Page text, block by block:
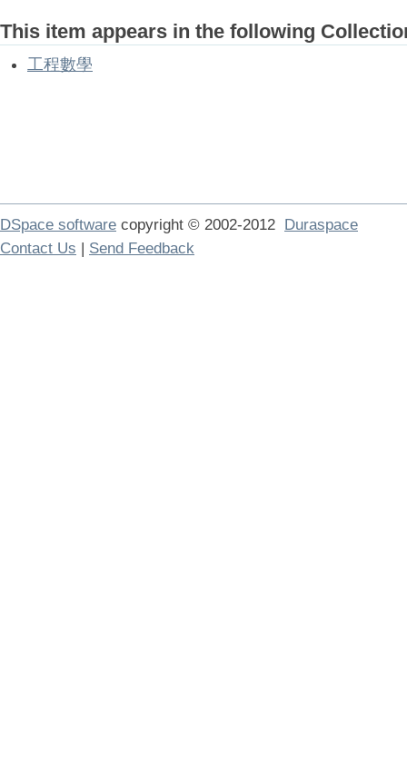
This item appears in the following
工程數學
DSpace software copyright © 2002-2012 Duraspace
Contact Us | Send Feedback